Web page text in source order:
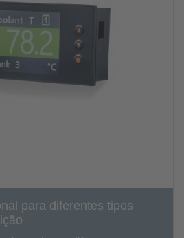
para diferentes tipos